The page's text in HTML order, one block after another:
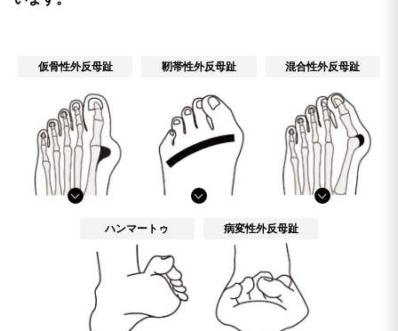
仮骨性外反母趾 靭帯性外反母趾 混合性外反母趾
ハンマートゥ 病変性外反母趾